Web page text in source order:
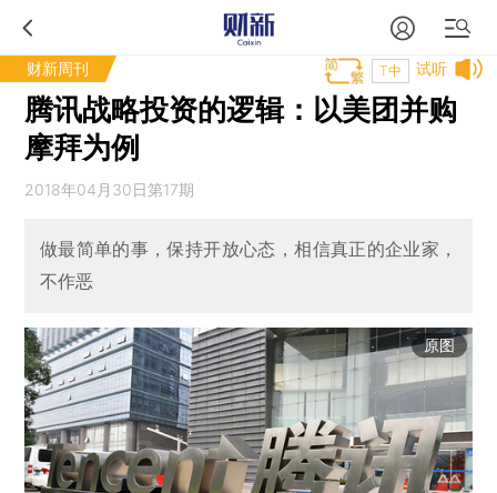
财新周刊 试听
T中
腾讯战略投资的逻辑：以美团并购
摩拜为例
2018年04月30日第17期
做最简单的事，保持开放心态，相信真正的企业家，
不作恶
原图